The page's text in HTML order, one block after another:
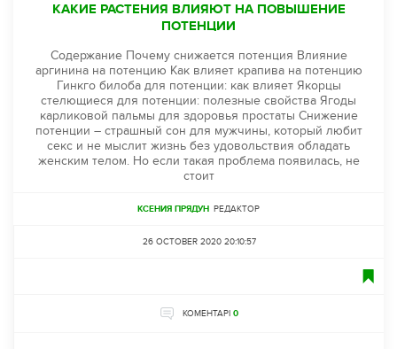
КАКИЕ РАСТЕНИЯ ВЛИЯЮТ НА ПОВЫШЕНИЕ
ПОТЕНЦИИ
Содержание Почему снижается потенция Влияние
аргинина на потенцию Как влияет крапива на потенцию
Гинкго билоба для потенции: как влияет Якорцы
стелющиеся для потенции: полезные свойства Ягоды
карликовой пальмы для здоровья простаты Снижение
потенции – страшный сон для мужчины, который любит
секс и не мыслит жизнь без удовольствия обладать
женским телом. Но если такая проблема появилась, не
стоит
КСЕНИЯ ПРЯДУН РЕДАКТОР
26 OCTOBER 2020 20:10:57
КОМЕНТАРІ 0